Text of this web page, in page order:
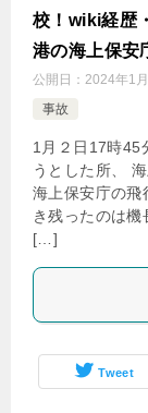
校！wiki経歴
港の海上保安
公開日： 2024年1
事故
1月２日17時45
うとした所、
海上保安庁の飛
き残ったのは
[…]
Tweet